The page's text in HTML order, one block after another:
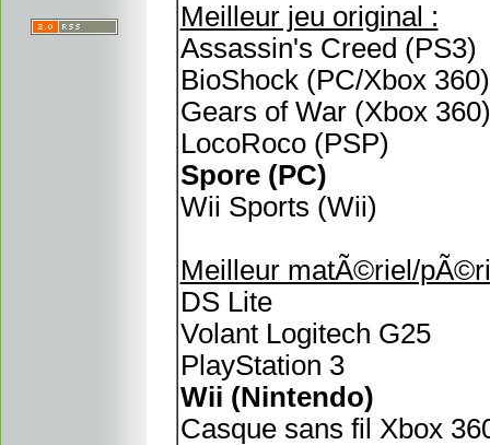
Meilleur jeu original :
Assassin's Creed (PS3)
BioShock (PC/Xbox 360)
Gears of War (Xbox 360)
LocoRoco (PSP)
Spore (PC)
Wii Sports (Wii)
Meilleur matÃ©riel/
DS Lite
Volant Logitech G25
PlayStation 3
Wii (Nintendo)
Casque sans fil Xbox